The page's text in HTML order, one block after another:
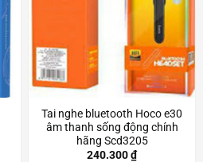
Tai nghe bluetooth Hoco e30
âm thanh sống động chính
hãng Scd3205
240.300₫